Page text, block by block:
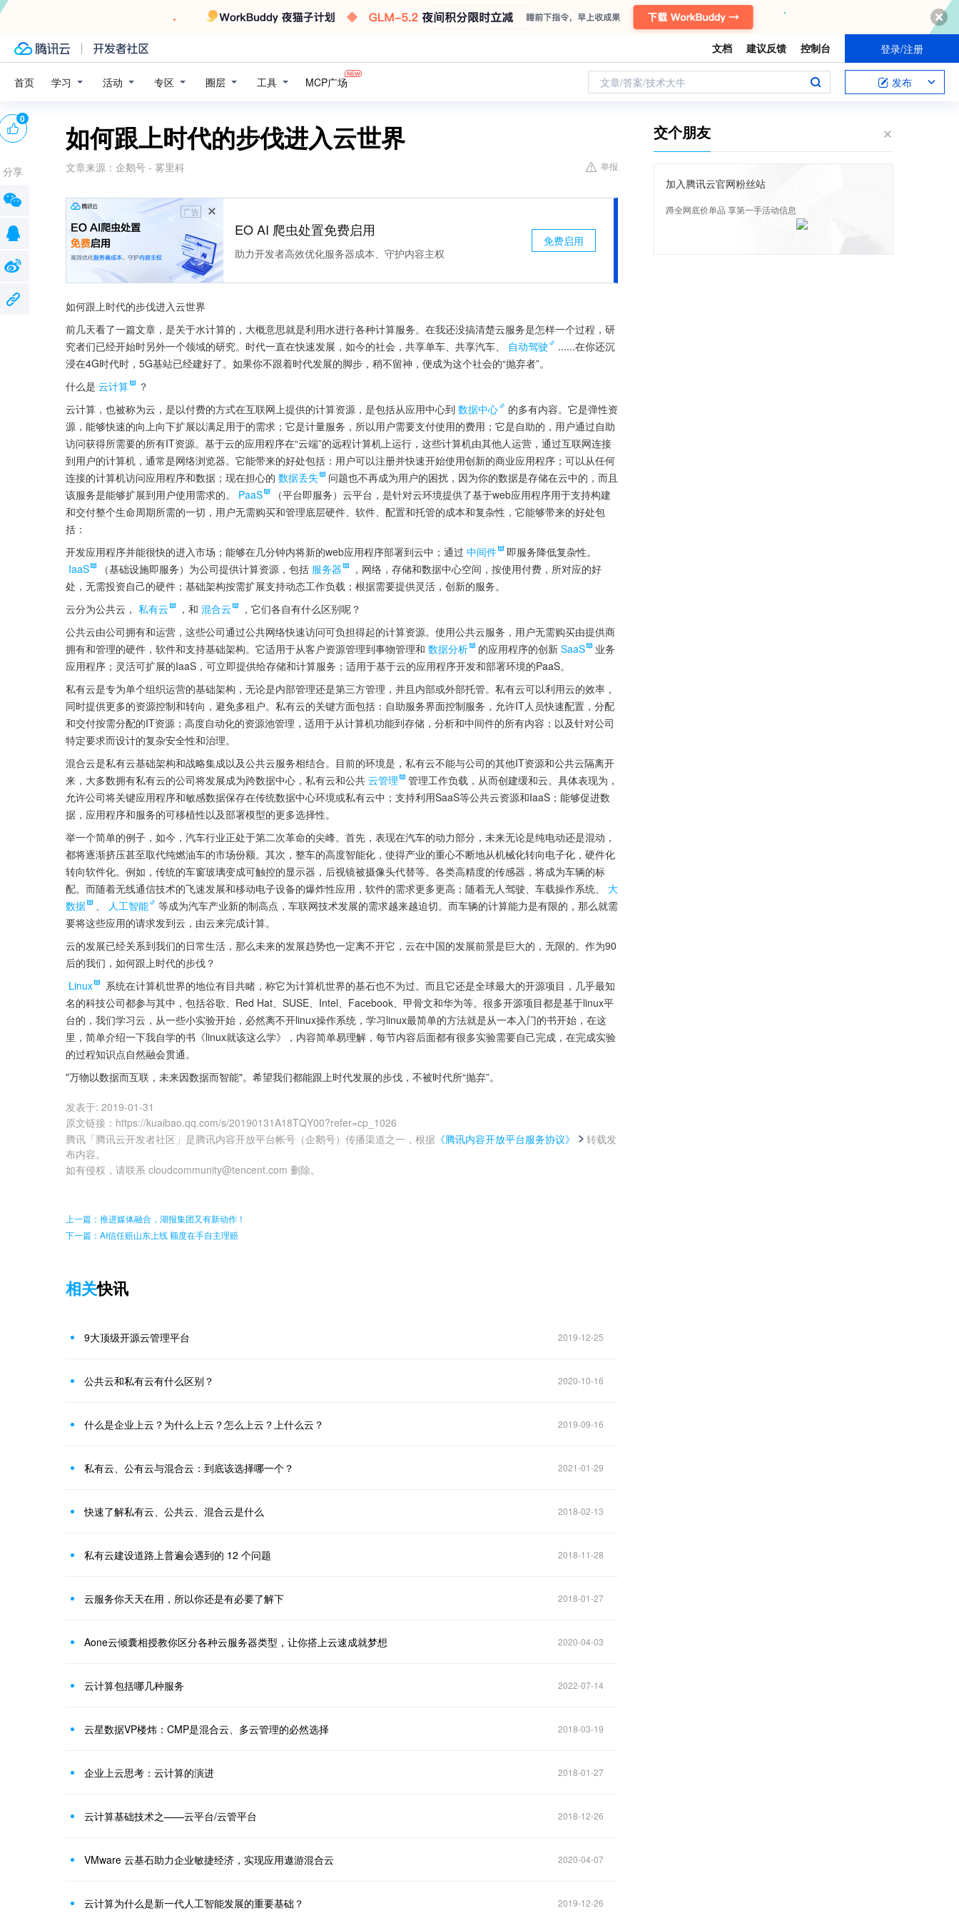
文档 建议反馈 控制台 登录/注册
首页 学习 活动 专区 圈层 工具 MCP广场 文章/答案/技术大牛 发布
如何跟上时代的步伐进入云世界
文章来源： 企鹅号 - 雾里科 举报
广告
EO AI 爬虫处置免费启用
助力开发者高效优化服务器成本、守护内容主权
免费启用
如何跟上时代的步伐进入云世界
前几天看了一篇文章，是关于水计算的，大概意思就是利用水进行各种计算服务。在我还没搞清楚云服务是怎样一个过程，研
究者们已经开始时另外一个领域的研究。时代一直在快速发展，如今的社会，共享单车、共享汽车、
自动驾驶
......在你还沉
浸在4G时代时，5G基站已经建好了。如果你不跟着时代发展的脚步，稍不留神，便成为这个社会的“抛弃者”。
什么是 云计算
？
云计算，也被称为云，是以付费的方式在互联网上提供的计算资源，是包括从应用中心到 数据中心
的多有内容。它是弹性资
源，能够快速的向上向下扩展以满足用于的需求；它是计量服务，所以用户需要支付使用的费用；它是自助的，用户通过自助
访问获得所需要的所有IT资源。基于云的应用程序在“云端”的远程计算机上运行，这些计算机由其他人运营，通过互联网连接
到用户的计算机，通常是网络浏览器。它能带来的好处包括：用户可以注册并快速开始使用创新的商业应用程序；可以从任何
连接的计算机访问应用程序和数据；现在担心的 数据丢失
问题也不再成为用户的困扰，因为你的数据是存储在云中的，而且
该服务是能够扩展到用户使用需求的。
PaaS
（平台即服务）云平台，是针对云环境提供了基于web应用程序用于支持构建
和交付整个生命周期所需的一切，用户无需购买和管理底层硬件、软件、配置和托管的成本和复杂性，它能够带来的好处包
括：
开发应用程序并能很快的进入市场；能够在几分钟内将新的web应用程序部署到云中；通过 中间件
即服务降低复杂性。
IaaS
（基础设施即服务）为公司提供计算资源，包括 服务器
，网络，存储和数据中心空间，按使用付费，所对应的好
处，无需投资自己的硬件；基础架构按需扩展支持动态工作负载；根据需要提供灵活，创新的服务。
云分为公共云， 私有云 ，和 混合云
，它们各自有什么区别呢？
公共云由公司拥有和运营，这些公司通过公共网络快速访问可负担得起的计算资源。使用公共云服务，用户无需购买由提供商
拥有和管理的硬件，软件和支持基础架构。它适用于从客户资源管理到事物管理和 数据分析 的应用程序的创新 SaaS
业务
应用程序；灵活可扩展的IaaS，可立即提供给存储和计算服务；适用于基于云的应用程序开发和部署环境的PaaS。
私有云是专为单个组织运营的基础架构，无论是内部管理还是第三方管理，并且内部或外部托管。私有云可以利用云的效率，
同时提供更多的资源控制和转向，避免多租户。私有云的关键方面包括：自助服务界面控制服务，允许IT人员快速配置，分配
和交付按需分配的IT资源；高度自动化的资源池管理，适用于从计算机功能到存储，分析和中间件的所有内容；以及针对公司
特定要求而设计的复杂安全性和治理。
混合云是私有云基础架构和战略集成以及公共云服务相结合。目前的环境是，私有云不能与公司的其他IT资源和公共云隔离开
来，大多数拥有私有云的公司将发展成为跨数据中心，私有云和公共 云管理
管理工作负载，从而创建缓和云。具体表现为，
允许公司将关键应用程序和敏感数据保存在传统数据中心环境或私有云中；支持利用SaaS等公共云资源和IaaS；能够促进数
据，应用程序和服务的可移植性以及部署模型的更多选择性。
举一个简单的例子，如今，汽车行业正处于第二次革命的尖峰。首先，表现在汽车的动力部分，未来无论是纯电动还是混动，
都将逐渐挤压甚至取代纯燃油车的市场份额。其次，整车的高度智能化，使得产业的重心不断地从机械化转向电子化，硬件化
转向软件化。例如，传统的车窗玻璃变成可触控的显示器，后视镜被摄像头代替等。各类高精度的传感器，将成为车辆的标
配。而随着无线通信技术的飞速发展和移动电子设备的爆炸性应用，软件的需求更多更高；随着无人驾驶、车载操作系统、
大
数据
、 人工智能
等成为汽车产业新的制高点，车联网技术发展的需求越来越迫切。而车辆的计算能力是有限的，那么就需
要将这些应用的请求发到云，由云来完成计算。
云的发展已经关系到我们的日常生活，那么未来的发展趋势也一定离不开它，云在中国的发展前景是巨大的，无限的。作为90
后的我们，如何跟上时代的步伐？
Linux
系统在计算机世界的地位有目共睹，称它为计算机世界的基石也不为过。而且它还是全球最大的开源项目，几乎最知
名的科技公司都参与其中，包括谷歌、Red Hat、SUSE、Intel、Facebook、甲骨文和华为等。很多开源项目都是基于linux平
台的，我们学习云，从一些小实验开始，必然离不开linux操作系统，学习linux最简单的方法就是从一本入门的书开始，在这
里，简单介绍一下我自学的书《linux就该这么学》，内容简单易理解，每节内容后面都有很多实验需要自己完成，在完成实验
的过程知识点自然融会贯通。
"万物以数据而互联，未来因数据而智能"。希望我们都能跟上时代发展的步伐，不被时代所“抛弃”。
发表于: 2019-01-31
原文链接 ： https://kuaibao.qq.com/s/20190131A18TQY00?refer=cp_1026
腾讯「腾讯云开发者社区」是腾讯内容开放平台帐号（企鹅号）传播渠道之一，根据 《腾讯内容开放平台服务协议》
转载发
布内容。
如有侵权，请联系 cloudcommunity@tencent.com 删除。
0
分享
上一篇：推进媒体融合，湖报集团又有新动作！
下一篇：AI信任赔山东上线 额度在手自主理赔
相关快讯
9大顶级开源云管理平台 2019-12-25
公共云和私有云有什么区别？ 2020-10-16
什么是企业上云？为什么上云？怎么上云？上什么云？ 2019-09-16
私有云、公有云与混合云：到底该选择哪一个？ 2021-01-29
快速了解私有云、公共云、混合云是什么 2018-02-13
私有云建设道路上普遍会遇到的 12 个问题 2018-11-28
云服务你天天在用，所以你还是有必要了解下 2018-01-27
Aone云倾囊相授教你区分各种云服务器类型，让你搭上云速成就梦想 2020-04-03
云计算包括哪几种服务 2022-07-14
云星数据VP楼炜：CMP是混合云、多云管理的必然选择 2018-03-19
企业上云思考：云计算的演进 2018-01-27
云计算基础技术之——云平台/云管平台 2018-12-26
VMware 云基石助力企业敏捷经济，实现应用遨游混合云 2020-04-07
云计算为什么是新一代人工智能发展的重要基础？ 2019-12-26
交个朋友
加入腾讯云官网粉丝站
蹲全网底价单品 享第一手活动信息